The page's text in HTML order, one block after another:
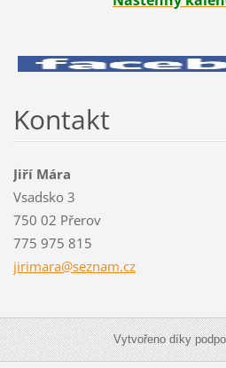
Kontakt
Jiří Mára
Vsadsko 3
750 02 Přerov
775 975 815
jirimara@seznam.cz
Vytvořeno díky